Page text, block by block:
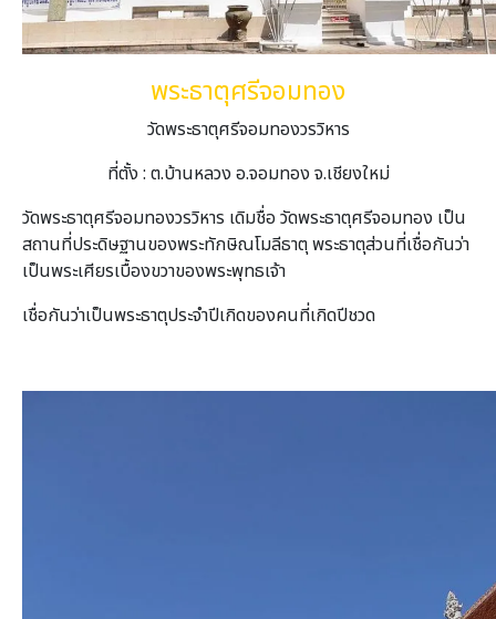
พระธาตุศรีจอมทอง
วัดพระธาตุศรีจอมทองวรวิหาร
ที่ตั้ง : ต.บ้านหลวง อ.จอมทอง จ.เชียงใหม่
วัดพระธาตุศรีจอมทองวรวิหาร เดิมชื่อ วัดพระธาตุศรีจอมทอง เป็น
สถานที่ประดิษฐานของพระทักษิณโมลีธาตุ พระธาตุส่วนที่เชื่อกันว่า
เป็นพระเศียรเบื้องขวาของพระพุทธเจ้า
เชื่อกันว่าเป็นพระธาตุประจำปีเกิดของคนที่เกิดปีชวด